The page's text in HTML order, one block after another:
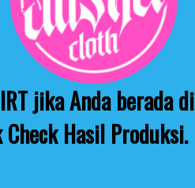
jika Anda berada di
Hasil Produksi.